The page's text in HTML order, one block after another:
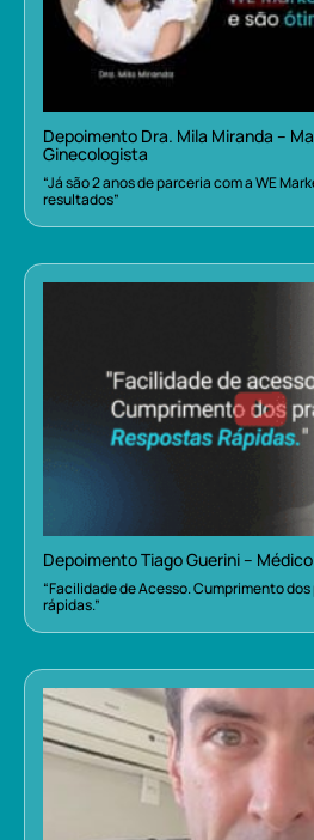
Depoimento Dra. Mila Miranda –
Ginecologista
“Já são 2 anos de parceria com a WE
resultados”
Depoimento Tiago Guerini –
“Facilidade de Acesso. Cumprimento
rápidas.”